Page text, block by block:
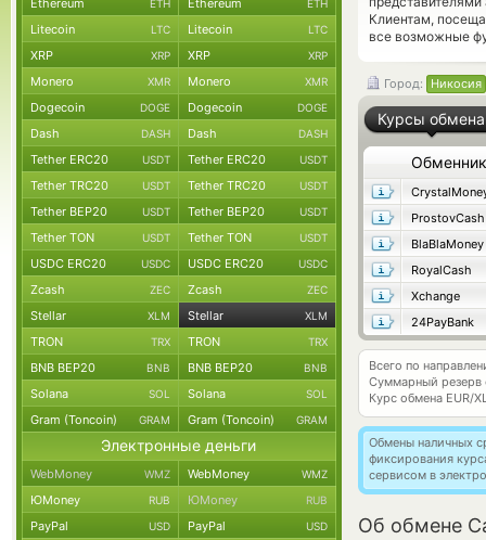
Клиентам,
все возможные
Город: Никосия
Курсы обмена
Обменник
ProstovCash
BlaBlaMoney
RoyalCash
Xchange
24PayBank
Всего по
Суммарный резерв
Курс обмена EUR/
Обмены наличных
фиксирования
сервисом в
Об обмене
Ethereum ETH Ethereum ETH
Litecoin LTC Litecoin LTC
XRP XRP XRP XRP
Monero XMR Monero XMR
Dogecoin DOGE Dogecoin DOGE
Dash DASH Dash DASH
Tether ERC20 USDT Tether ERC20 USDT
Tether TRC20 USDT Tether TRC20 USDT
Tether BEP20 USDT Tether BEP20 USDT
Tether TON USDT Tether TON USDT
USDC ERC20 USDC USDC ERC20 USDC
Zcash ZEC Zcash ZEC
Stellar XLM Stellar XLM
TRON TRX TRON TRX
BNB BEP20 BNB BNB BEP20 BNB
Solana SOL Solana SOL
Gram (Toncoin) GRAM Gram (Toncoin) GRAM
Электронные деньги
WebMoney WMZ WebMoney WMZ
ЮMoney RUB ЮMoney RUB
PayPal USD PayPal USD